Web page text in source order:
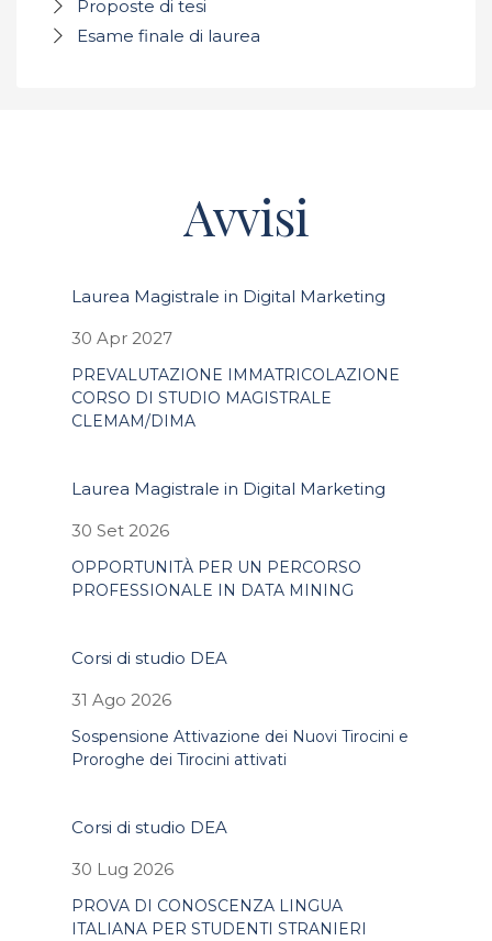
Proposte di tesi
Esame finale di laurea
Avvisi
Laurea Magistrale in Digital Marketing
30 Apr 2027
PREVALUTAZIONE IMMATRICOLAZIONE
CORSO DI STUDIO MAGISTRALE
CLEMAM/DIMA
Laurea Magistrale in Digital Marketing
30 Set 2026
OPPORTUNITÀ PER UN PERCORSO
PROFESSIONALE IN DATA MINING
Corsi di studio DEA
31 Ago 2026
Sospensione Attivazione dei Nuovi Tirocini e
Proroghe dei Tirocini attivati
Corsi di studio DEA
30 Lug 2026
PROVA DI CONOSCENZA LINGUA
ITALIANA PER STUDENTI STRANIERI